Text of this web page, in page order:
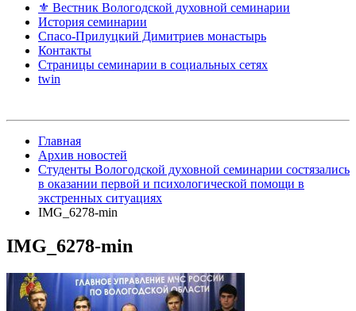
⚜ Вестник Вологодской духовной семинарии
История семинарии
Спасо-Прилуцкий Димитриев монастырь
Контакты
Страницы семинарии в социальных сетях
twin
Главная
Архив новостей
Студенты Вологодской духовной семинарии состязались
в оказании первой и психологической помощи в
экстренных ситуациях
IMG_6278-min
IMG_6278-min